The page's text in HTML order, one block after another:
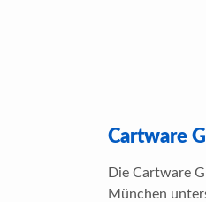
Cartware
Die Cartware
München